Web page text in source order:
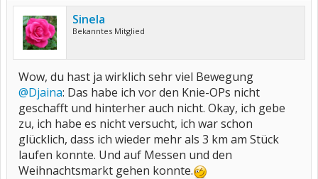
Sinela
Bekanntes Mitglied
Wow, du hast ja wirklich sehr viel Bewegung
@Djaina: Das habe ich vor den Knie-OPs nicht
geschafft und hinterher auch nicht. Okay, ich gebe
zu, ich habe es nicht versucht, ich war schon
glücklich, dass ich wieder mehr als 3 km am Stück
laufen konnte. Und auf Messen und den
Weihnachtsmarkt gehen konnte.